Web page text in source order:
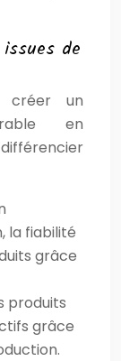
de
créer un
en
la fiabilité
grâce
produits
grâce